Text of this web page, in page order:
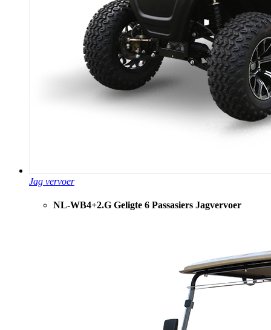
Jag vervoer
NL-WB4+2.G Geligte 6 Passasiers Jagvervoer